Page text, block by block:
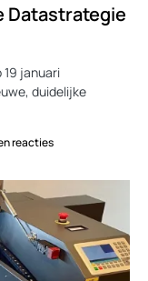
Datastrategie
januari
duidelijke
reacties